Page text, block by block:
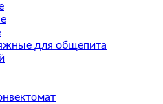
для общепита